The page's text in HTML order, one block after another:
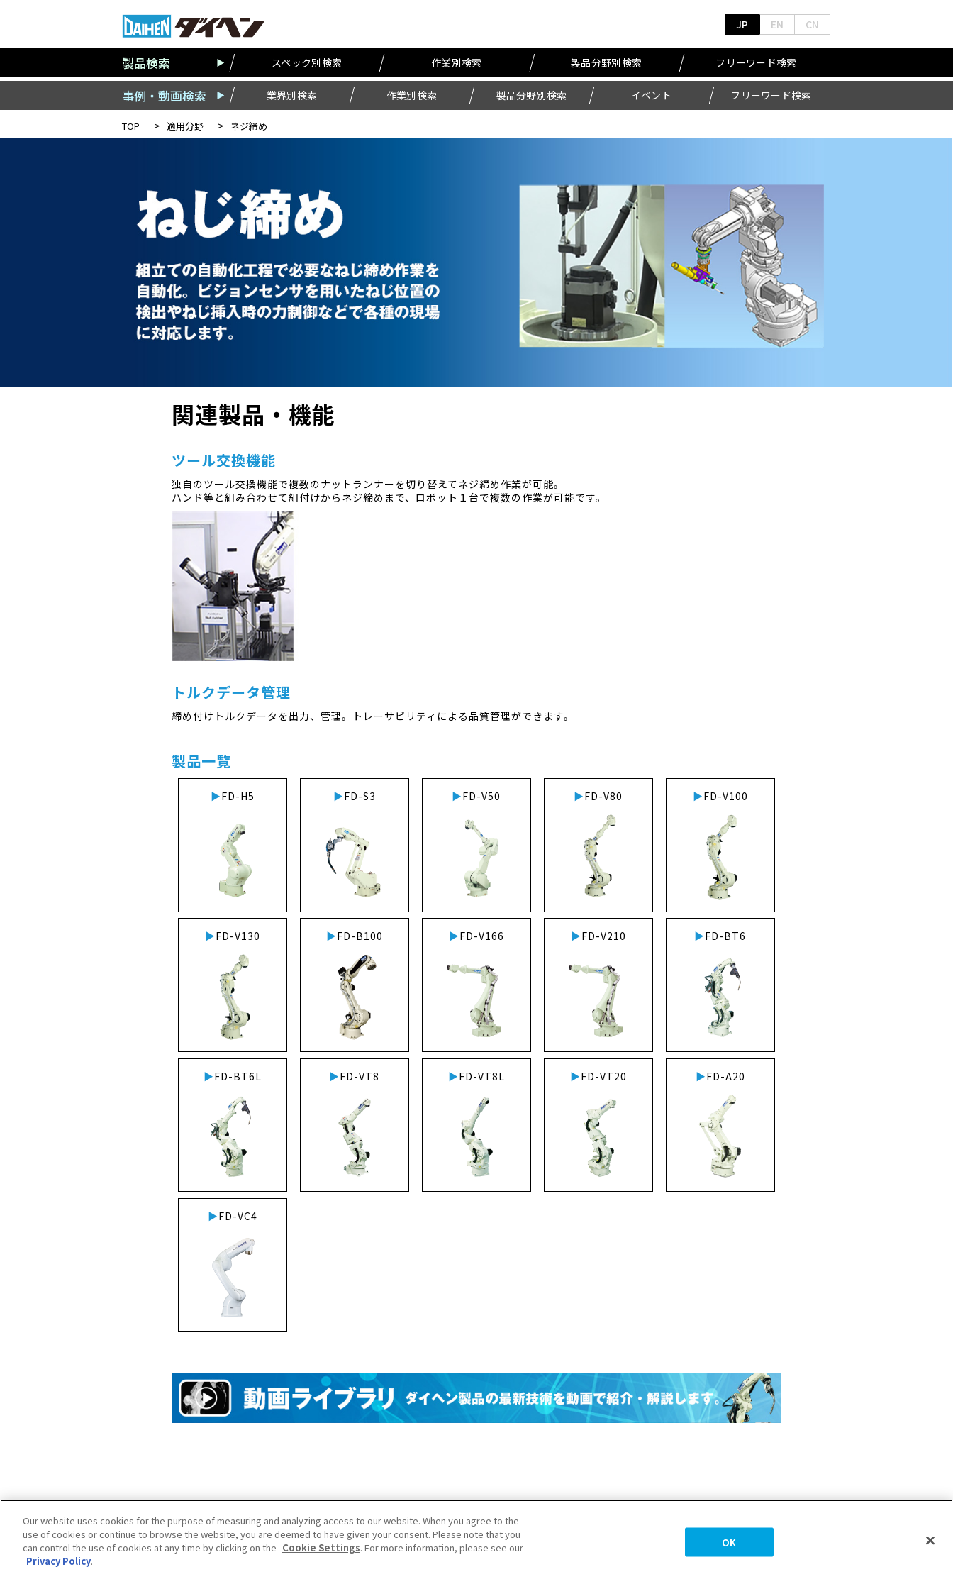
JP EN CN
製品検索 スペック別検索 作業別検索 製品分野別検索 フリーワード検索
事例・動画検索 業界別検索 作業別検索 製品分野別検索 イベント フリーワード検索
TOP 適用分野 ネジ締め
関連製品・機能
ツール交換機能
独自のツール交換機能で複数のナットランナーを切り替えてネジ締め作業が可能。
ハンド等と組み合わせて組付けからネジ締めまで、ロボット１台で複数の作業が可能です。
トルクデータ管理
締め付けトルクデータを出力、管理。トレーサビリティによる品質管理ができます。
製品一覧
FD-H5 FD-S3 FD-V50 FD-V80 FD-V100
FD-V130 FD-B100 FD-V166 FD-V210 FD-BT6
FD-BT6L FD-VT8 FD-VT8L FD-VT20 FD-A20
FD-VC4
Our website uses cookies for the purpose of measuring and analyzing access to our website. When you agree to the
use of cookies or continue to browse the website, you are deemed to have given your consent. Please note that you
can control the use of cookies at any time by clicking on the Cookie Settings. For more information, please see our
Privacy Policy.
OK